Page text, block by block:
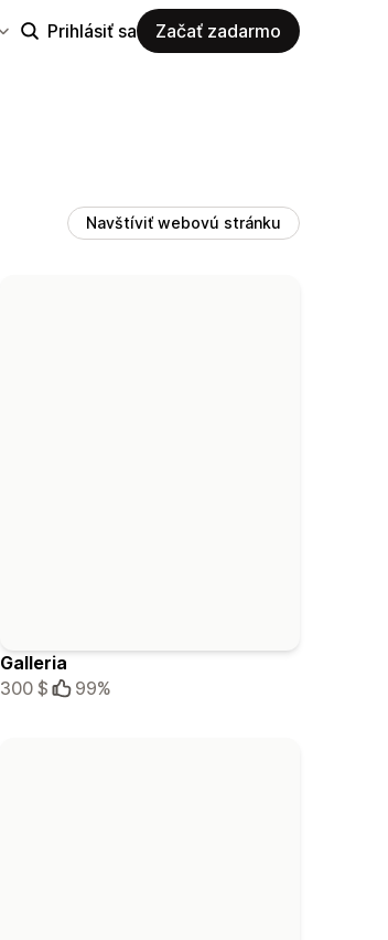
Prihlásiť sa Začať zadarmo
Navštíviť webovú stránku
Galleria
300 $
99%